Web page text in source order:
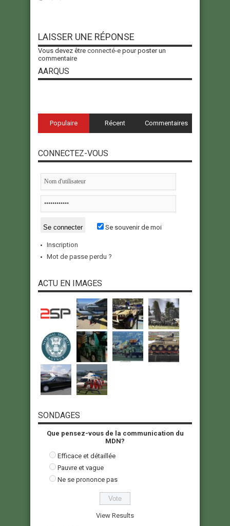
LAISSER UNE RÉPONSE
Vous devez être connecté-e pour poster un
commentaire
AARQUS
Populaire Récent Commentaires
CONNECTEZ-VOUS
Se souvenir de moi
Inscription
Mot de passe perdu ?
ACTU EN IMAGES
SONDAGES
Que pensez-vous de la communication du
MDN?
Efficace et détaillée
Pauvre et vague
Ne se prononce pas
View Results